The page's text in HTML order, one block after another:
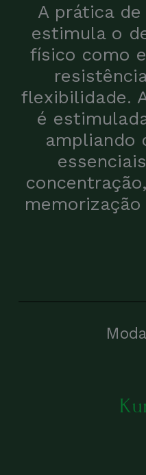
A prática
estimula o
físico como
flexibilidade.
é
ampliando